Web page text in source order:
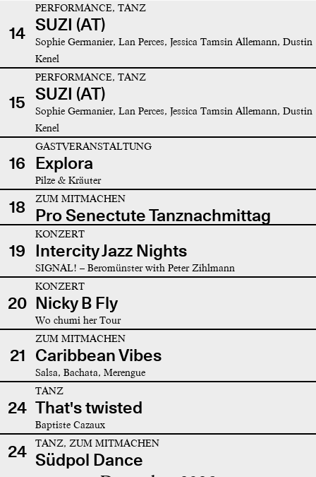
14
PERFORMANCE, TANZ
SUZI (AT)
Sophie Germanier, Lan Perces, Jessica Tamsin Allemann, Dustin
Kenel
15
PERFORMANCE, TANZ
SUZI (AT)
Sophie Germanier, Lan Perces, Jessica Tamsin Allemann, Dustin
Kenel
16
GASTVERANSTALTUNG
Explora
Pilze & Kräuter
18 ZUM MITMACHEN
Pro Senectute Tanznachmittag
19
KONZERT
Intercity Jazz Nights
SIGNAL! – Beromünster with Peter Zihlmann
20
KONZERT
Nicky B Fly
Wo chumi her Tour
21
ZUM MITMACHEN
Caribbean Vibes
Salsa, Bachata, Merengue
24
TANZ
That's twisted
Baptiste Cazaux
24 TANZ, ZUM MITMACHEN
Südpol Dance